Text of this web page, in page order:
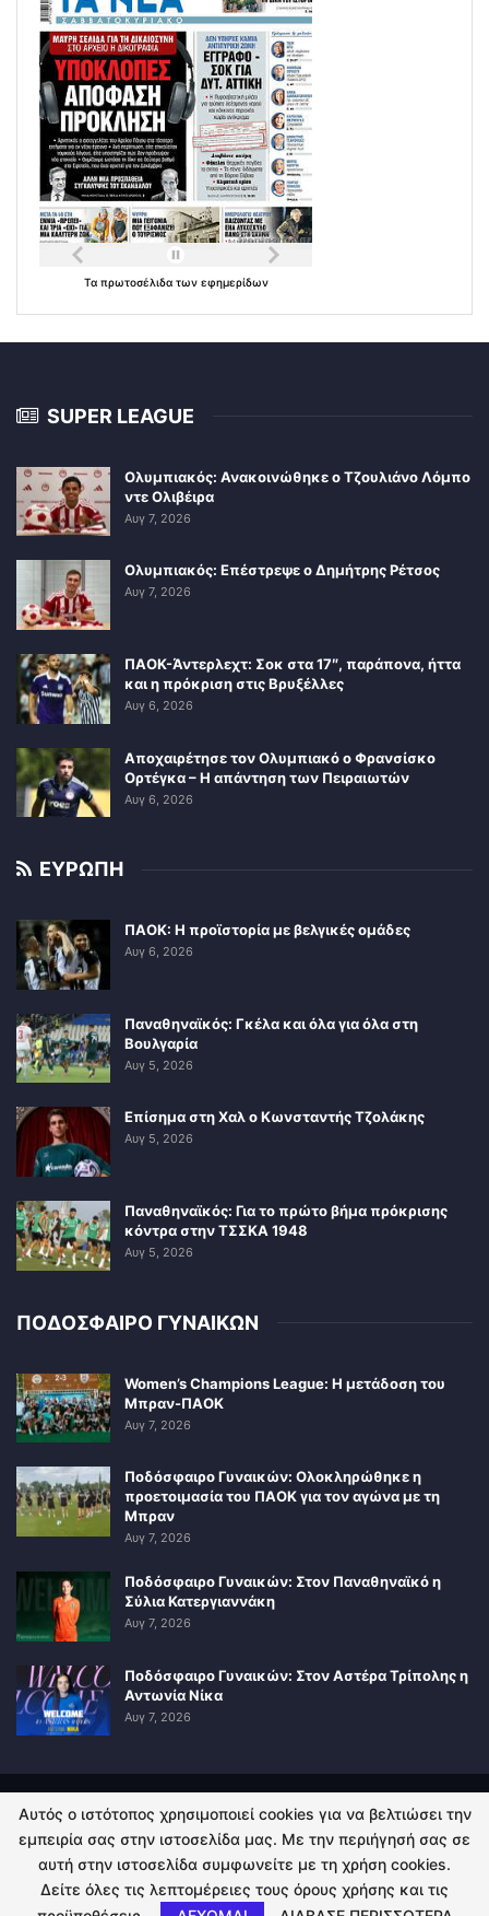
Τα πρωτοσέλιδα των εφημερίδων
SUPER LEAGUE
Ολυμπιακός: Ανακοινώθηκε ο Τζουλιάνο Λόμπο
ντε Ολιβέιρα
Αυγ 7, 2026
Ολυμπιακός: Επέστρεψε ο Δημήτρης Ρέτσος
Αυγ 7, 2026
ΠΑΟΚ-Άντερλεχτ: Σοκ στα 17″, παράπονα, ήττα
και η πρόκριση στις Βρυξέλλες
Αυγ 6, 2026
Αποχαιρέτησε τον Ολυμπιακό ο Φρανσίσκο
Ορτέγκα – Η απάντηση των Πειραιωτών
Αυγ 6, 2026
ΕΥΡΩΠΗ
ΠΑΟΚ: Η προϊστορία με βελγικές ομάδες
Αυγ 6, 2026
Παναθηναϊκός: Γκέλα και όλα για όλα στη
Βουλγαρία
Αυγ 5, 2026
Επίσημα στη Χαλ ο Κωνσταντής Τζολάκης
Αυγ 5, 2026
Παναθηναϊκός: Για το πρώτο βήμα πρόκρισης
κόντρα στην ΤΣΣΚΑ 1948
Αυγ 5, 2026
ΠΟΔΟΣΦΑΙΡΟ ΓΥΝΑΙΚΩΝ
Women’s Champions League: Η μετάδοση του
Μπραν-ΠΑΟΚ
Αυγ 7, 2026
Ποδόσφαιρο Γυναικών: Ολοκληρώθηκε η
προετοιμασία του ΠΑΟΚ για τον αγώνα με τη
Μπραν
Αυγ 7, 2026
Ποδόσφαιρο Γυναικών: Στον Παναθηναϊκό η
Σύλια Κατεργιαννάκη
Αυγ 7, 2026
Ποδόσφαιρο Γυναικών: Στον Αστέρα Τρίπολης η
Αντωνία Νίκα
Αυγ 7, 2026
ΠΟΛΙΤΙΚΗ ΑΠΟΡΡΗΤΟΥ ΕΠΙΚΟΙΝΩΝΙΑ
© 2026 - Kingsport.gr. All Rights Reserved.
Αυτός ο ιστότοπος χρησιμοποιεί cookies για να βελτιώσει την
εμπειρία σας στην ιστοσελίδα μας. Με την περιήγησή σας σε
αυτή στην ιστοσελίδα συμφωνείτε με τη χρήση cookies.
Δείτε όλες τις λεπτομέρειες τους όρους χρήσης και τις